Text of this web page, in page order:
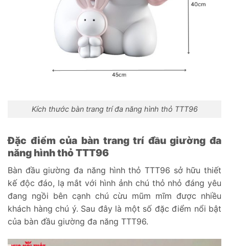
Kích thước bàn trang trí đa năng hình thỏ TTT96
Đặc điểm của bàn trang trí đầu giường đa
năng hình thỏ TTT96
Bàn đầu giường đa năng hình thỏ TTT96 sở hữu thiết
kế độc đáo, lạ mắt với hình ảnh chú thỏ nhỏ đáng yêu
đang ngồi bên cạnh chú cừu mũm mĩm được nhiều
khách hàng chú ý. Sau đây là một số đặc điểm nổi bật
của bàn đầu giường đa năng TTT96.